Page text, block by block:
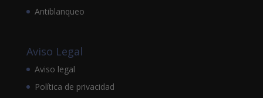
Antiblanqueo
Aviso Legal
Aviso legal
Política de privacidad